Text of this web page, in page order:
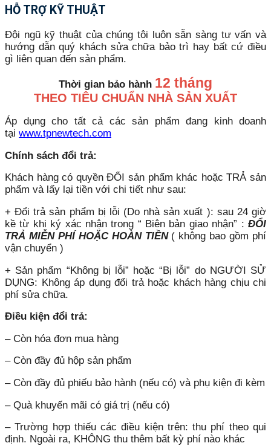
HỖ TRỢ KỸ THUẬT
Đội ngũ kỹ thuật của chúng tôi luôn sẵn sàng tư vấn và
hướng dẫn quý khách sửa chữa bảo trì hay bất cứ điều
gì liên quan đến sản phẩm.
Thời gian bảo hành 12 tháng
THEO TIÊU CHUẨN NHÀ SẢN XUẤT
Áp dụng cho tất cả các sản phẩm đang kinh doanh
tại www.tpnewtech.com
Chính sách đổi trả:
Khách hàng có quyền ĐỔI sản phẩm khác hoặc TRẢ sản
phẩm và lấy lại tiền với chi tiết như sau:
+ Đổi trả sản phẩm bị lỗi (Do nhà sản xuất ): sau 24 giờ
kề từ khi ký xác nhận trong “ Biên bản giao nhận” : ĐỔI
TRẢ MIỄN PHÍ HOẶC HOÀN TIỀN( không bao gồm phí
vận chuyển )
+ Sản phẩm “Không bị lỗi” hoặc “Bị lỗi” do NGƯỜI SỬ
DỤNG: Không áp dụng đổi trả hoặc khách hàng chịu chi
phí sửa chữa.
Điều kiện đổi trả:
– Còn hóa đơn mua hàng
– Còn đầy đủ hộp sản phẩm
– Còn đầy đủ phiếu bảo hành (nếu có) và phụ kiện đi kèm
– Quà khuyến mãi có giá trị (nếu có)
– Trường hợp thiếu các điều kiện trên: thu phí theo qui
định. Ngoài ra, KHÔNG thu thêm bất kỳ phí nào khác